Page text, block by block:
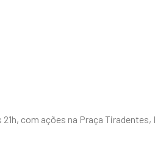
21h, com ações na Praça